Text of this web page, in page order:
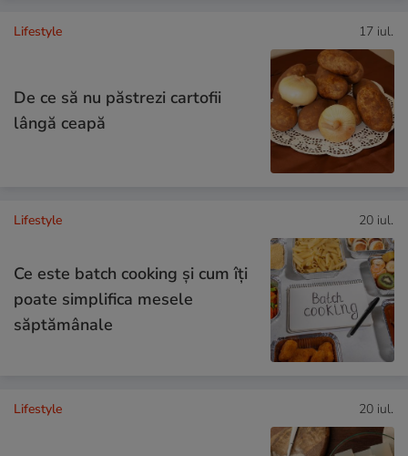
Lifestyle 17 iul.
De ce să nu păstrezi cartofii
lângă ceapă
Lifestyle 20 iul.
Ce este batch cooking și cum îți
poate simplifica mesele
săptămânale
Lifestyle 20 iul.